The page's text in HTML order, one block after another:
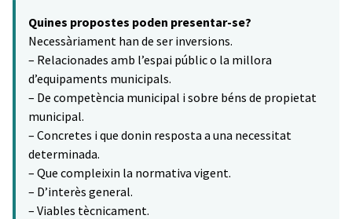
−
Quines propostes poden presentar-se?
Necessàriament han de ser inversions.
– Relacionades amb l’espai públic o la millora
d’equipaments municipals.
– De competència municipal i sobre béns de propietat
municipal.
– Concretes i que donin resposta a una necessitat
determinada.
– Que compleixin la normativa vigent.
– D’interès general.
– Viables tècnicament.